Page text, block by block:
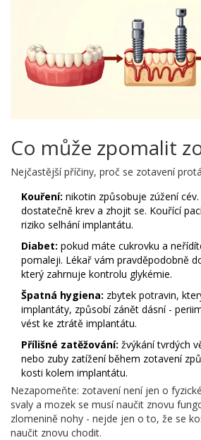
Co může zpomalit
Nejčastější příčiny, proč se zotavení
Kouření: nikotin způsobuje zúžení
dostatečně krev a zhojit se. Kouřící
riziko selhání implantátu.
Diabet: pokud máte cukrovku a
pomaleji. Lékař vám pravděpodobně
který zahrnuje kontrolu glykémie.
Špatná hygiena: zbytek potravin,
implantáty, způsobí zánět dásní -
vést ke ztrátě implantátu.
Přílišné zatěžování: žvýkání tvrdých
nebo zuby zatížení během zotavení
kosti kolem implantátu.
Nezapomeňte: zotavení není jen o
svaly a mozek se musí naučit znovu
zlomenině nohy - nejde jen o to, že se
naučit znovu chodit.